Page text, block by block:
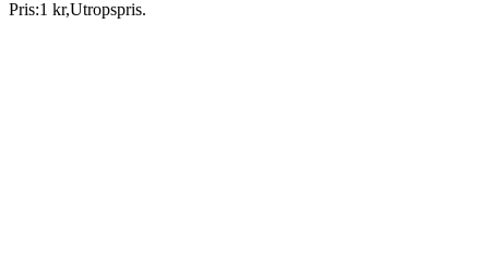
Pris:1 kr,Utropspris.